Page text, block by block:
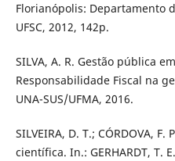
Florianópolis: Departamento
UFSC, 2012, 142p.
SILVA, A. R. Gestão pública
Responsabilidade Fiscal na
UNA-SUS/UFMA, 2016.
SILVEIRA, D. T.; CÓRDOVA,
científica. In.: GERHARDT, T.